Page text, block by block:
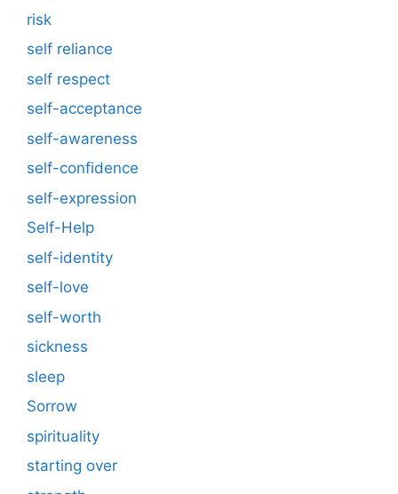
risk
self reliance
self respect
self-acceptance
self-awareness
self-confidence
self-expression
Self-Help
self-identity
self-love
self-worth
sickness
sleep
Sorrow
spirituality
starting over